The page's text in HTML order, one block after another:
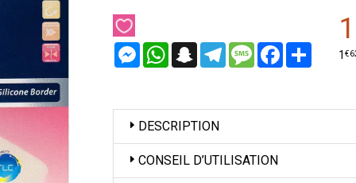
MessengerWhatsAppSnapchatTelegramMessageFacebookPartager
1 €
DESCRIPTION
CONSEIL D’UTILISATION